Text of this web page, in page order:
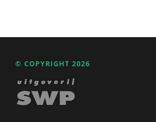
© COPYRIGHT 2026